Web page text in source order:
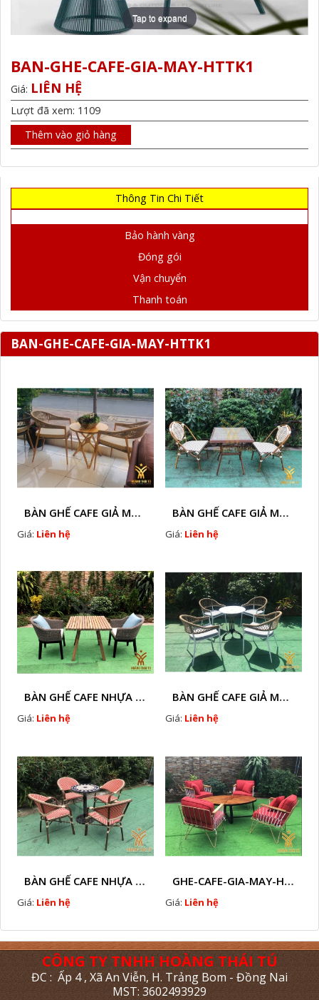
Tap to expand
BAN-GHE-CAFE-GIA-MAY-HTTK1
Giá: LIÊN HỆ
Lượt đã xem: 1109
Thêm vào giỏ hàng
Thông Tin Chi Tiết
Bảo hành vàng
Đóng gói
Vận chuyển
Thanh toán
BAN-GHE-CAFE-GIA-MAY-HTTK1
BÀN GHẾ CAFE GIẢ MÂY HTT - L128A
Giá: Liên hệ
BÀN GHẾ CAFE GIẢ MÂY HTT - LS132
Giá: Liên hệ
BÀN GHẾ CAFE NHỰA GIÃ MÂY HTT - L32
Giá: Liên hệ
BÀN GHẾ CAFE GIẢ MÂY HTT - L128
Giá: Liên hệ
BÀN GHẾ CAFE NHỰA GIẢ MÂY HTT - L112
Giá: Liên hệ
GHE-CAFE-GIA-MAY-HTT - L110
Giá: Liên hệ
CÔNG TY TNHH HOÀNG THÁI TÚ
ĐC : Ấp 4 , Xã An Viễn, H. Trảng Bom - Đồng Nai
MST: 3602493929